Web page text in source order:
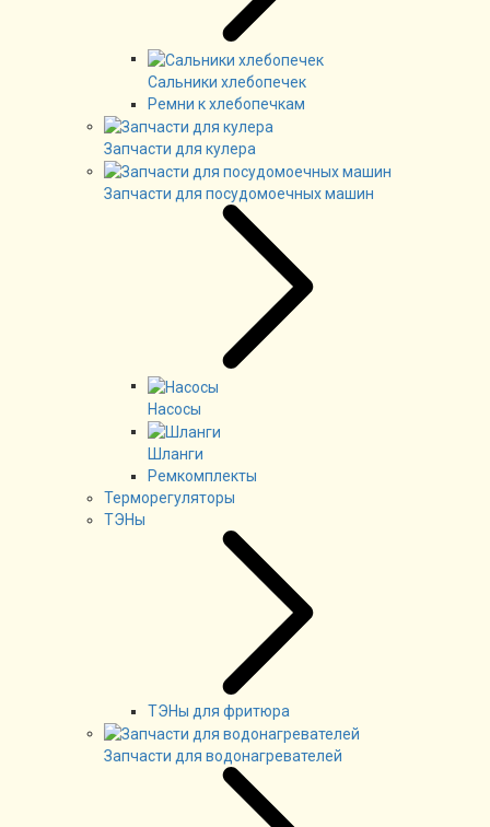
Сальники хлебопечек
Ремни к хлебопечкам
Запчасти для кулера
Запчасти для посудомоечных машин
Насосы
Шланги
Ремкомплекты
Терморегуляторы
ТЭНы
ТЭНы для фритюра
Запчасти для водонагревателей